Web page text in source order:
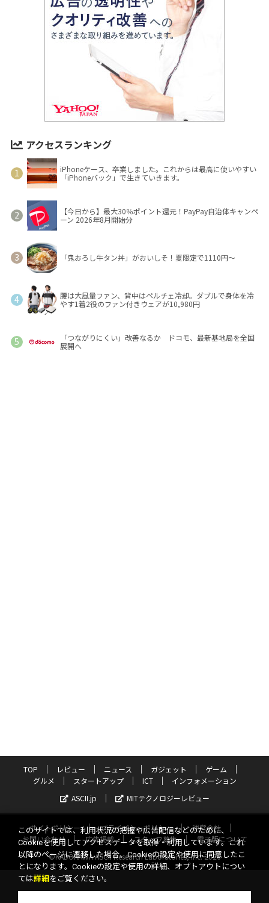
アクセスランキング
iPhoneケース、卒業しました。これからは最高に使いやすい
「iPhoneバック」で生きていきます。
【今日から】最大30％ポイント還元！PayPay自治体キャンペ
ーン 2026年8月開始分
「鬼おろし牛タン丼」がおいしそ！夏限定で1110円～
腰は大風量ファン、背中はペルチェ冷却。ダブルで身体を冷
やす1着2役のファン付きウェアが10,980円
「つながりにくい」改善なるか ドコモ、最新基地局を全国
展開へ
TOP レビュー ニュース ガジェット
ゲーム
グルメ
スタートアップ ICT
インフォメーション
ASCII.jp
MITテクノロジーレビュー
サイトポリシー プライバシーポリシー
運営会社
お問い合わせ
広告掲載 スタッフ募集
電子版について
©KADOKAWA ASCII Research Laboratories, Inc. 2026
このサイトでは、利用状況の把握や広告配信などのために、
Cookieを使用してアクセスデータを取得・利用しています。これ
以降のページに遷移した場合、Cookieの設定や使用に同意したこ
とになります。Cookieの設定や使用の詳細、オプトアウトについ
ては詳細 をご覧ください。